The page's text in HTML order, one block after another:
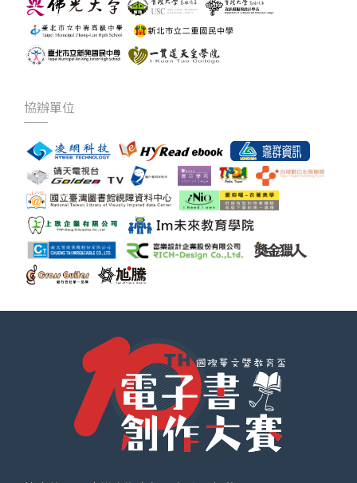
協辦單位